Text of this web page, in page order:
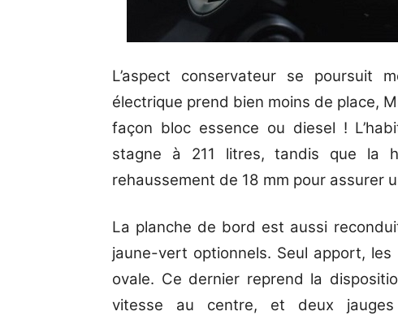
L’aspect conservateur se
électrique prend bien moins de place,
façon bloc essence ou diesel !
stagne à 211 litres, tandis que la
rehaussement de 18 mm pour assurer
La planche de bord est aussi
jaune-vert optionnels. Seul apport,
ovale. Ce dernier reprend la
vitesse au centre, et deux